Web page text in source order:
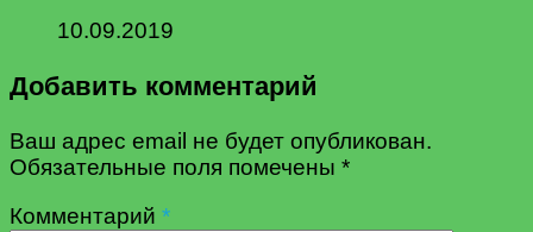
10.09.2019
Добавить комментарий
Ваш адрес email не будет опубликован.
Обязательные поля помечены *
Комментарий *